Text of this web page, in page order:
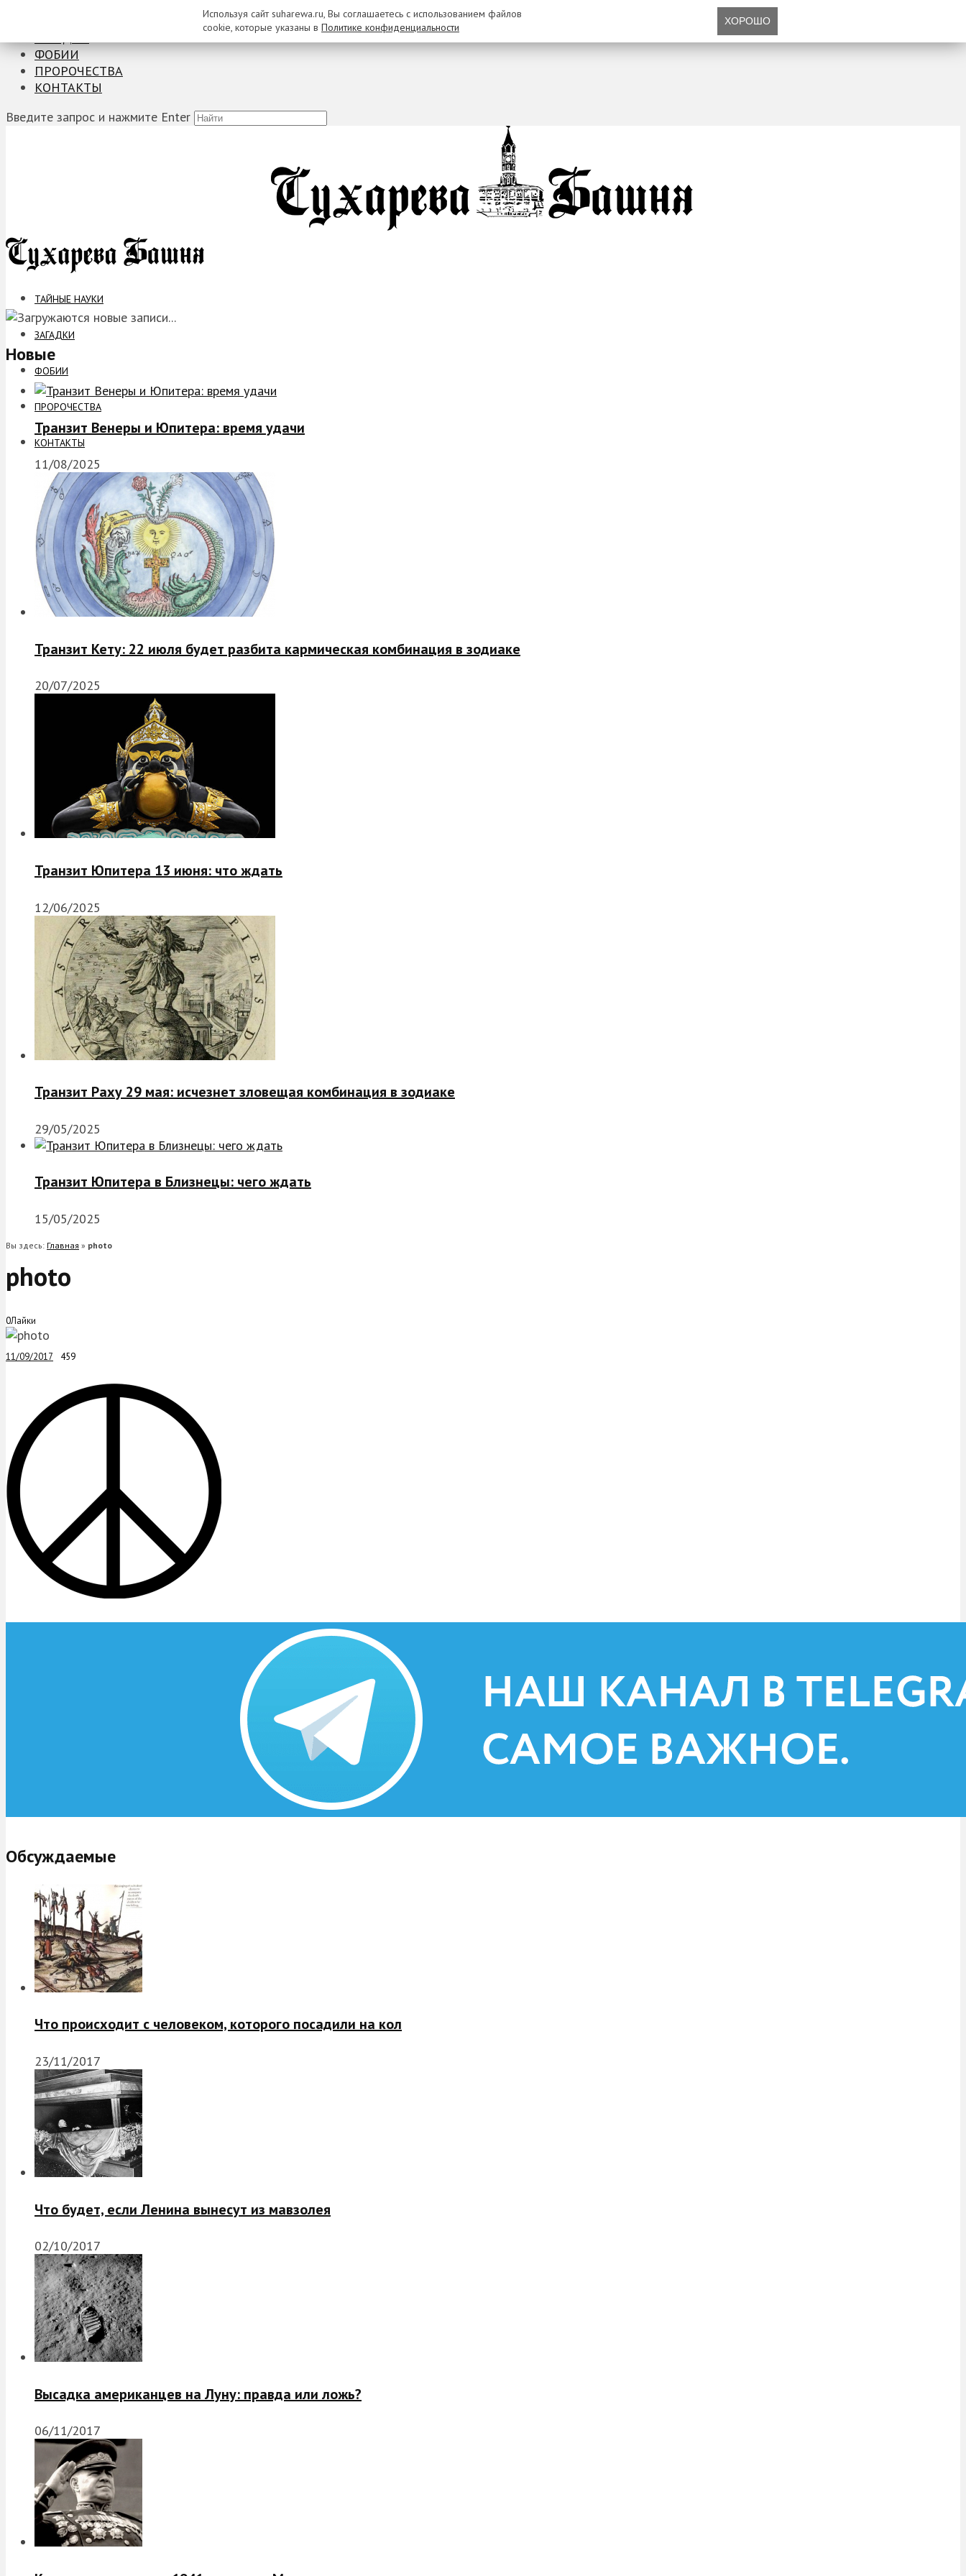
ФОБИИ
ПРОРОЧЕСТВА
КОНТАКТЫ
Введите запрос и нажмите Enter
ТАЙНЫЕ НАУКИ
ЗАГАДКИ
ФОБИИ
ПРОРОЧЕСТВА
КОНТАКТЫ
Новые
Транзит Венеры и Юпитера: время удачи
11/08/2025
Транзит Кету: 22 июля будет разбита кармическая комбинация в зодиаке
20/07/2025
Транзит Юпитера 13 июня: что ждать
12/06/2025
Транзит Раху 29 мая: исчезнет зловещая комбинация в зодиаке
29/05/2025
Транзит Юпитера в Близнецы: чего ждать
15/05/2025
Вы здесь: Главная » photo
photo
0Лайки
11/09/2017 459
Обсуждаемые
Что происходит с человеком, которого посадили на кол
23/11/2017
Что будет, если Ленина вынесут из мавзолея
02/10/2017
Высадка американцев на Луну: правда или ложь?
06/11/2017
Используя сайт suharewa.ru, Вы соглашаетесь с использованием файлов
cookie, которые указаны в Политике конфиденциальности ХОРОШО